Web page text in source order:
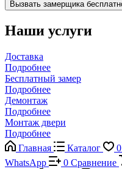
Наши услуги
Доставка
Подробнее
Бесплатный замер
Подробнее
Демонтаж
Подробнее
Монтаж двери
Подробнее
Главная
Каталог 0
WhatsApp
0 Сравнение